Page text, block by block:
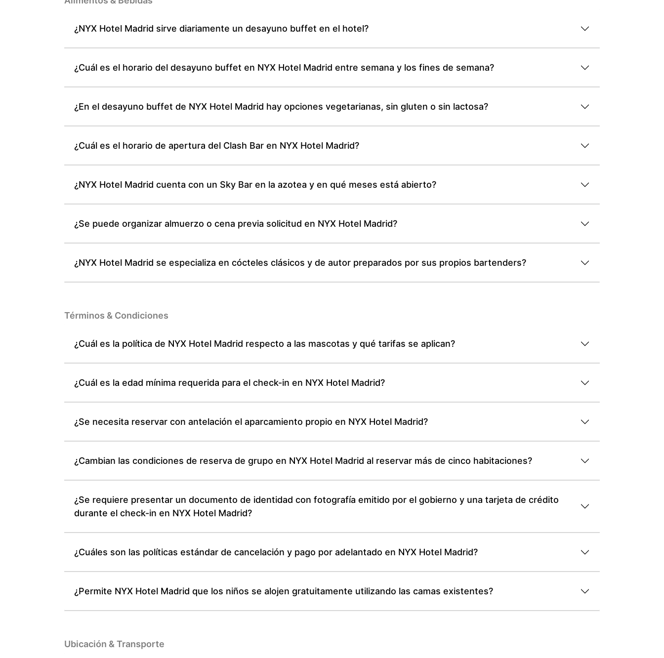
¿NYX Hotel Madrid sirve diariamente un desayuno buffet en el hotel?
¿Cuál es el horario del desayuno buffet en NYX Hotel Madrid entre semana y los fines de semana?
¿En el desayuno buffet de NYX Hotel Madrid hay opciones vegetarianas, sin gluten o sin lactosa?
¿Cuál es el horario de apertura del Clash Bar en NYX Hotel Madrid?
¿NYX Hotel Madrid cuenta con un Sky Bar en la azotea y en qué meses está abierto?
¿Se puede organizar almuerzo o cena previa solicitud en NYX Hotel Madrid?
¿NYX Hotel Madrid se especializa en cócteles clásicos y de autor preparados por sus propios bartenders?
Términos & Condiciones
¿Cuál es la política de NYX Hotel Madrid respecto a las mascotas y qué tarifas se aplican?
¿Cuál es la edad mínima requerida para el check-in en NYX Hotel Madrid?
¿Se necesita reservar con antelación el aparcamiento propio en NYX Hotel Madrid?
¿Cambian las condiciones de reserva de grupo en NYX Hotel Madrid al reservar más de cinco habitaciones?
¿Se requiere presentar un documento de identidad con fotografía emitido por el gobierno y una tarjeta de crédito
durante el check-in en NYX Hotel Madrid?
¿Cuáles son las políticas estándar de cancelación y pago por adelantado en NYX Hotel Madrid?
¿Permite NYX Hotel Madrid que los niños se alojen gratuitamente utilizando las camas existentes?
Ubicación & Transporte